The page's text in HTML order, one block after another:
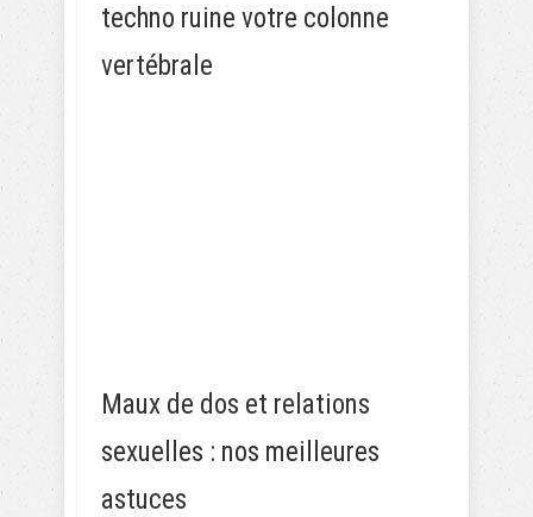
techno ruine votre colonne
vertébrale
Maux de dos et relations
sexuelles : nos meilleures
astuces